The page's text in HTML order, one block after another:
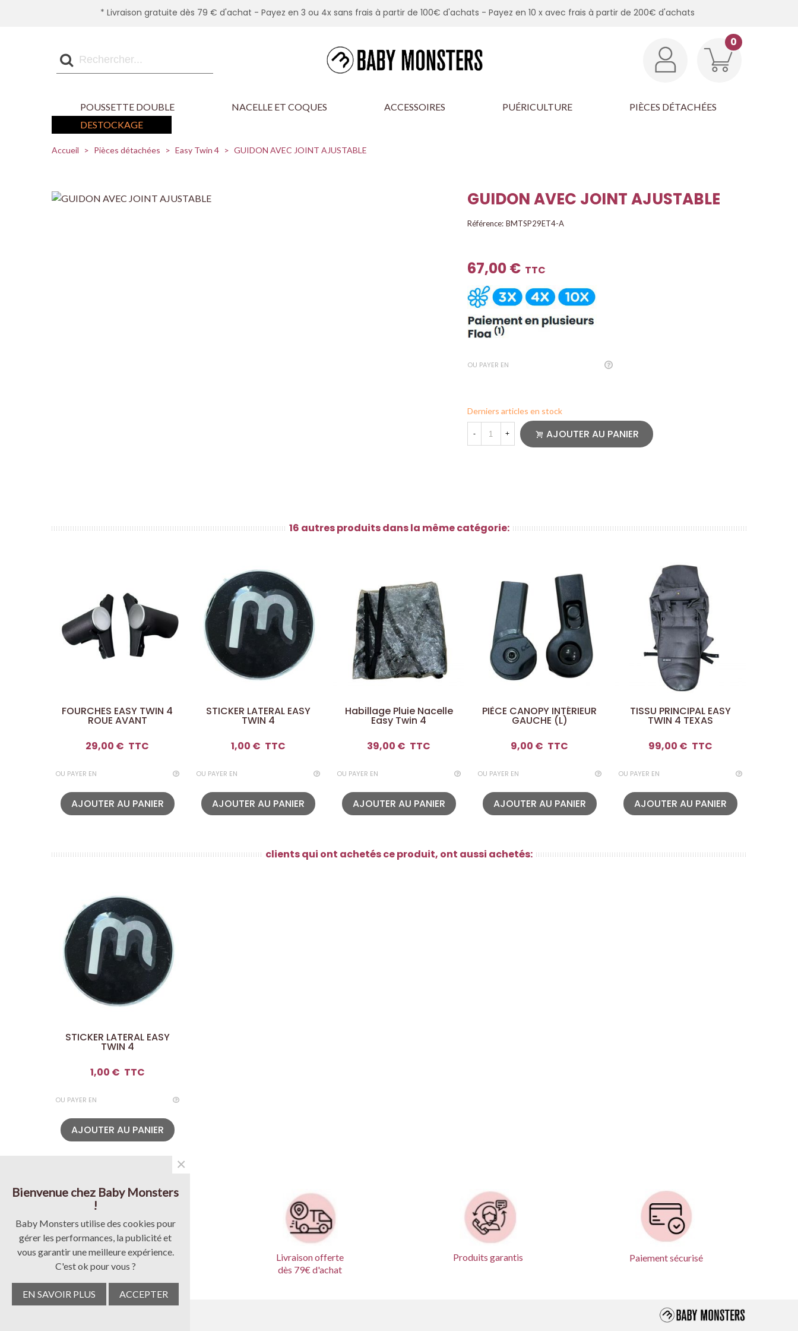
* Livraison gratuite dès 79 € d'achat - Payez en 3 ou 4x sans frais à partir de 100€ d'achats - Payez en 10 x avec frais à partir de 200€ d'achats
0
POUSSETTE DOUBLE NACELLE ET COQUES ACCESSOIRES PUÉRICULTURE
PIÈCES DÉTACHÉES
DESTOCKAGE
Accueil > Pièces détachées > Easy Twin 4 > GUIDON AVEC JOINT AJUSTABLE
GUIDON AVEC JOINT AJUSTABLE
Référence: BMTSP29ET4-A
67,00 € TTC
OU PAYER EN
Derniers articles en stock
- + AJOUTER AU PANIER
16 autres produits dans la même catégorie:
FOURCHES EASY TWIN 4
ROUE AVANT
29,00 € TTC
OU PAYER EN
AJOUTER AU PANIER
STICKER LATERAL EASY
TWIN 4
1,00 € TTC
OU PAYER EN
AJOUTER AU PANIER
Habillage Pluie Nacelle
Easy Twin 4
39,00 € TTC
OU PAYER EN
AJOUTER AU PANIER
PIÈCE CANOPY INTÉRIEUR
GAUCHE (L)
9,00 € TTC
OU PAYER EN
AJOUTER AU PANIER
TISSU PRINCIPAL EASY
TWIN 4 TEXAS
99,00 € TTC
OU PAYER EN
AJOUTER AU PANIER
clients qui ont achetés ce produit, ont aussi achetés:
STICKER LATERAL EASY
TWIN 4
1,00 € TTC
OU PAYER EN
AJOUTER AU PANIER
14 jours pour
changer d'avis
Livraison offerte
dès 79€ d'achat
Produits garantis Paiement sécurisé
Bienvenue chez Baby Monsters
!
Baby Monsters utilise des cookies pour
gérer les performances, la publicité et
vous garantir une meilleure expérience.
C'est ok pour vous ?
EN SAVOIR PLUS ACCEPTER
×